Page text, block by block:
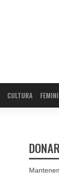
CULTURA